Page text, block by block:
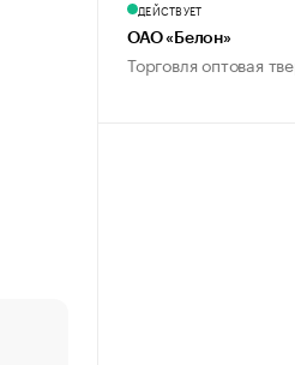
ДЕЙСТВУЕТ
ОАО «Белон»
Торговля оптовая